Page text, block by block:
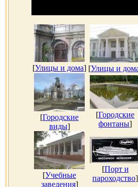
[Улицы и дома] [Улицы и
[Городские
виды]
[Городские
фонтаны]
[Учебные
заведения]
[Порт и
пароходство]